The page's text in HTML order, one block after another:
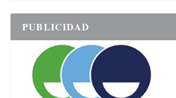
PUBLICIDAD